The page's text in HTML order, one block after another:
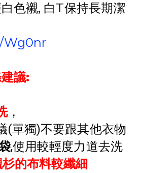
色襯, 白T保持長期潔
Wg0nr
議:
，
(單獨)不要跟其他衣物
,使用較輕度力道去洗
的布料較纖細